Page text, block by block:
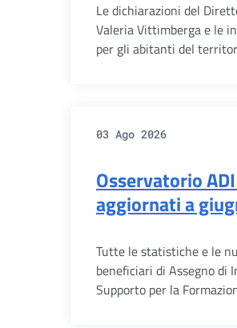
Le dichiarazioni del
Valeria Vittimberga e le
per gli abitanti del
03 Ago 2026
Osservatorio
aggiornati a
Tutte le statistiche e le
beneficiari di Assegno di
Supporto per la